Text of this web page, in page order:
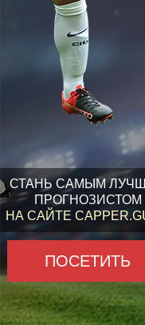
СТАНЬ САМЫМ
ПРОГНОЗИСТОМ
НА САЙТЕ
ПОСЕТИТЬ